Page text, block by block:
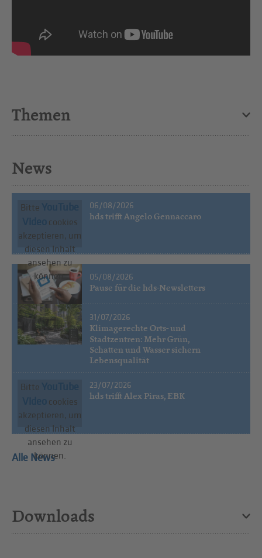
Themen
News
Bitte
cookies
akzeptieren, um
diesen Inhalt
ansehen zu
können.
06/08/2026
hds trifft Angelo Gennaccaro
05/08/2026
Pause für die hds-Newsletters
31/07/2026
Klimagerechte Orts- und
Stadtzentren: Mehr Grün,
Schatten und Wasser sichern
Lebensqualität
Bitte
cookies
akzeptieren, um
diesen Inhalt
ansehen zu
können.
23/07/2026
hds trifft Alex Piras, EBK
Alle News
Downloads